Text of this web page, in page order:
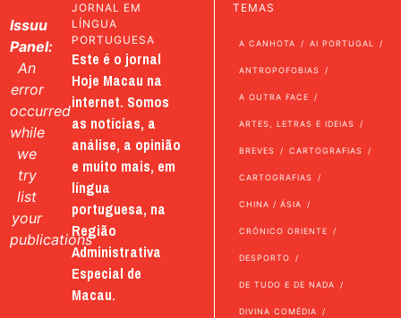
Issuu
Panel:
An
error
occurred
while
we
try
list
your
publications
JORNAL EM
LÍNGUA
PORTUGUESA
Este é o jornal
Hoje Macau na
internet. Somos
as notícias, a
análise, a opinião
e muito mais, em
língua
portuguesa, na
Região
Administrativa
Especial de
Macau.
TEMAS
A CANHOTA AI PORTUGAL
ANTROPOFOBIAS
A OUTRA FACE
ARTES, LETRAS E IDEIAS
BREVES CARTOGRAFIAS
CARTOGRAFIAS
CHINA / ÁSIA
CRÓNICO ORIENTE
DESPORTO
DE TUDO E DE NADA
DIVINA COMÉDIA